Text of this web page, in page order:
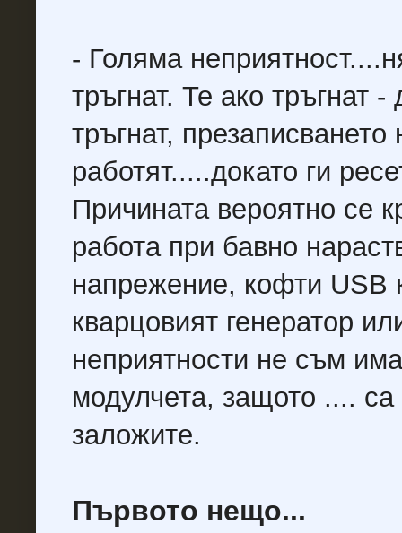
- Голяма
тръгнат. Те ако тръгнат
тръгнат,
работят.....докато ги
Причината вероятно се
работа при бавно
напрежение, кофти USB
кварцовият генератор
неприятности не съм
модулчета, защото ....
заложите.
Първото нещо...